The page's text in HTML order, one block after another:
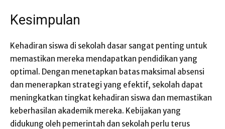
Kesimpulan
Kehadiran siswa di sekolah dasar sangat penting untuk
memastikan mereka mendapatkan pendidikan yang
optimal. Dengan menetapkan batas maksimal absensi
dan menerapkan strategi yang efektif, sekolah dapat
meningkatkan tingkat kehadiran siswa dan memastikan
keberhasilan akademik mereka. Kebijakan yang
didukung oleh pemerintah dan sekolah perlu terus